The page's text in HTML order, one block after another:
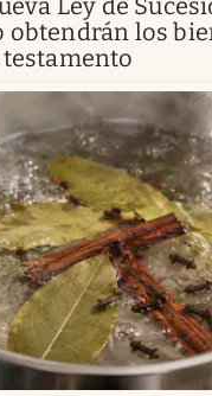
obtendrán los